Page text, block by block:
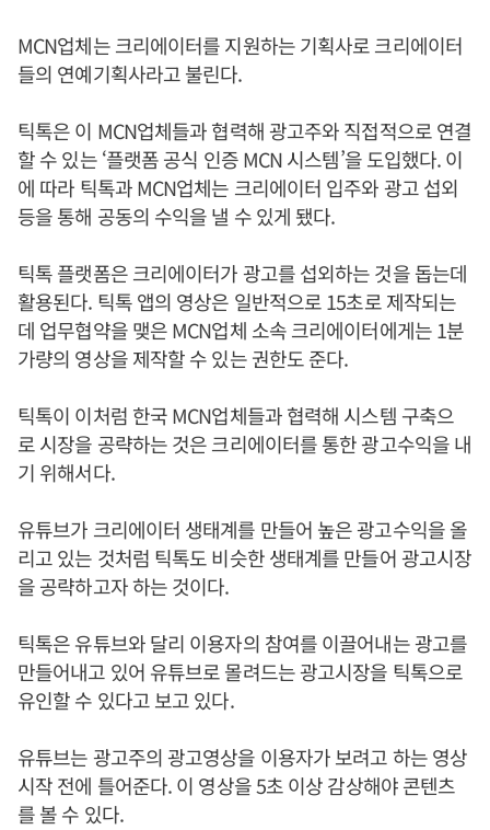
MCN업체는 크리에이터를 지원하는 기획사로 크리에이터
들의 연예기획사라고 불린다.
틱톡은 이 MCN업체들과 협력해 광고주와 직접적으로 연결
할 수 있는 ‘플랫폼 공식 인증 MCN 시스템’을 도입했다. 이
에 따라 틱톡과 MCN업체는 크리에이터 입주와 광고 섭외
등을 통해 공동의 수익을 낼 수 있게 됐다.
틱톡 플랫폼은 크리에이터가 광고를 섭외하는 것을 돕는데
활용된다. 틱톡 앱의 영상은 일반적으로 15초로 제작되는
데 업무협약을 맺은 MCN업체 소속 크리에이터에게는 1분
가량의 영상을 제작할 수 있는 권한도 준다.
틱톡이 이처럼 한국 MCN업체들과 협력해 시스템 구축으
로 시장을 공략하는 것은 크리에이터를 통한 광고수익을 내
기 위해서다.
유튜브가 크리에이터 생태계를 만들어 높은 광고수익을 올
리고 있는 것처럼 틱톡도 비슷한 생태계를 만들어 광고시장
을 공략하고자 하는 것이다.
틱톡은 유튜브와 달리 이용자의 참여를 이끌어내는 광고를
만들어내고 있어 유튜브로 몰려드는 광고시장을 틱톡으로
유인할 수 있다고 보고 있다.
유튜브는 광고주의 광고영상을 이용자가 보려고 하는 영상
시작 전에 틀어준다. 이 영상을 5초 이상 감상해야 콘텐츠
를 볼 수 있다.